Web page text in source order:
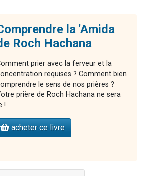
la 'Amida
Roch Hachana
prier avec la ferveur et la
requises ? Comment bien
le sens de nos prières ?
prière de Roch Hachana ne sera
!
acheter ce livre